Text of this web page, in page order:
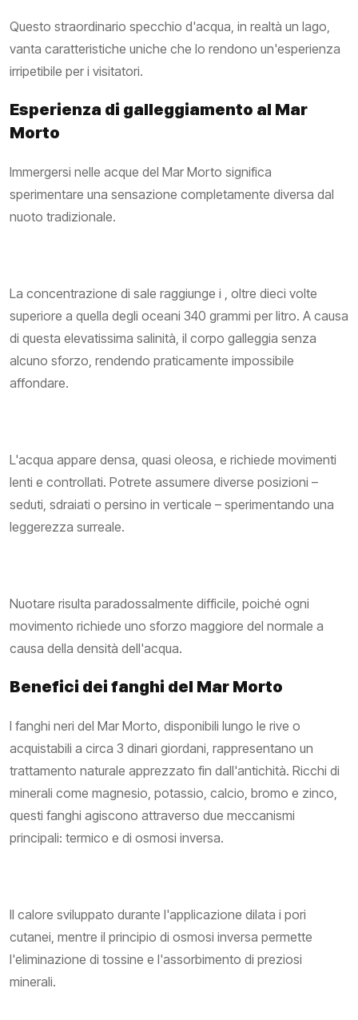
Questo straordinario specchio d'acqua, in realtà un lago,
vanta caratteristiche uniche che lo rendono un'esperienza
irripetibile per i visitatori.
Esperienza di galleggiamento al Mar
Morto
Immergersi nelle acque del Mar Morto significa
sperimentare una sensazione completamente diversa dal
nuoto tradizionale.
La concentrazione di sale raggiunge i , oltre dieci volte
superiore a quella degli oceani 340 grammi per litro. A causa
di questa elevatissima salinità, il corpo galleggia senza
alcuno sforzo, rendendo praticamente impossibile
affondare.
L'acqua appare densa, quasi oleosa, e richiede movimenti
lenti e controllati. Potrete assumere diverse posizioni –
seduti, sdraiati o persino in verticale – sperimentando una
leggerezza surreale.
Nuotare risulta paradossalmente difficile, poiché ogni
movimento richiede uno sforzo maggiore del normale a
causa della densità dell'acqua.
Benefici dei fanghi del Mar Morto
I fanghi neri del Mar Morto, disponibili lungo le rive o
acquistabili a circa 3 dinari giordani, rappresentano un
trattamento naturale apprezzato fin dall'antichità. Ricchi di
minerali come magnesio, potassio, calcio, bromo e zinco,
questi fanghi agiscono attraverso due meccanismi
principali: termico e di osmosi inversa.
Il calore sviluppato durante l'applicazione dilata i pori
cutanei, mentre il principio di osmosi inversa permette
l'eliminazione di tossine e l'assorbimento di preziosi
minerali.